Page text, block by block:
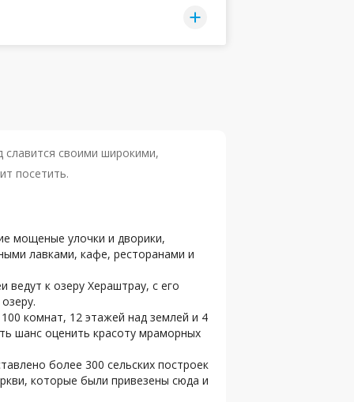
славится своими широкими,
посетить.
мощеные улочки и дворики,
лавками, кафе, ресторанами и
к озеру Хераштрау, с его
комнат, 12 этажей над землей и 4
шанс оценить красоту мраморных
более 300 сельских построек
которые были привезены сюда и